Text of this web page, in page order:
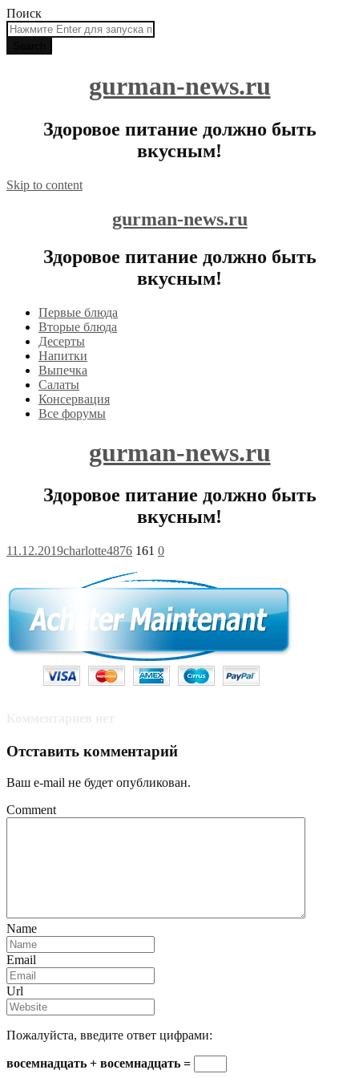
Поиск
gurman-news.ru
Здоровое питание должно быть
вкусным!
Skip to content
gurman-news.ru
Здоровое питание должно быть
вкусным!
Первые блюда
Вторые блюда
Десерты
Напитки
Выпечка
Салаты
Консервация
Все форумы
gurman-news.ru
Здоровое питание должно быть
вкусным!
11.12.2019charlotte4876 161 0
Отставить комментарий
Ваш e-mail не будет опубликован.
Comment
Name
Email
Url
Пожалуйста, введите ответ цифрами:
восемнадцать + восемнадцать =